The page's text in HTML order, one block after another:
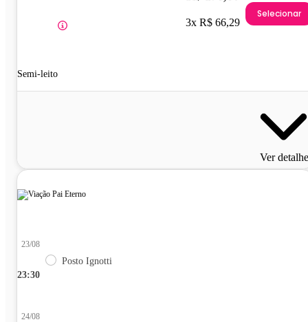
Semi-leito
3x R$ 66,29
Selecionar
Ver
23:30
23/08
Posto Ignotti
24/08